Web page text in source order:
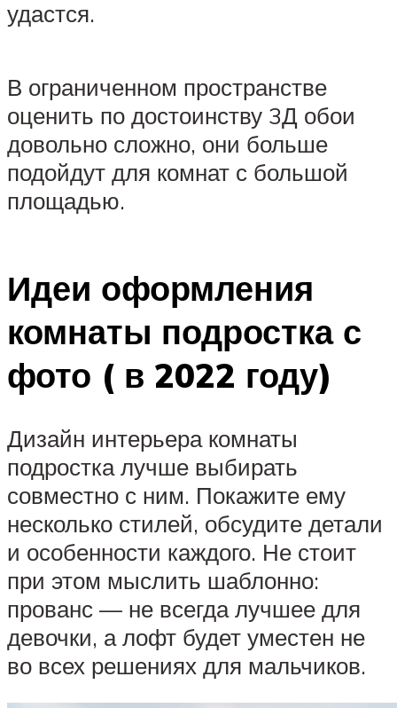
удастся.
В ограниченном пространстве
оценить по достоинству 3Д обои
довольно сложно, они больше
подойдут для комнат с большой
площадью.
Идеи оформления
комнаты подростка с
фото ( в 2022 году)
Дизайн интерьера комнаты
подростка лучше выбирать
совместно с ним. Покажите ему
несколько стилей, обсудите детали
и особенности каждого. Не стоит
при этом мыслить шаблонно:
прованс — не всегда лучшее для
девочки, а лофт будет уместен не
во всех решениях для мальчиков.